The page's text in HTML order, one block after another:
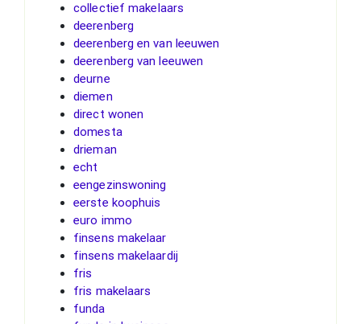
collectief makelaars
deerenberg
deerenberg en van leeuwen
deerenberg van leeuwen
deurne
diemen
direct wonen
domesta
drieman
echt
eengezinswoning
eerste koophuis
euro immo
finsens makelaar
finsens makelaardij
fris
fris makelaars
funda